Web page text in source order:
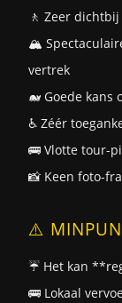
🚶 Zeer
🏔️
vertrek
🐋 Goede
♿ Zéér
🚌 Vlotte tour-
📸 Keen foto-
⚠️
☔ Het kan
🚌 Lokaal